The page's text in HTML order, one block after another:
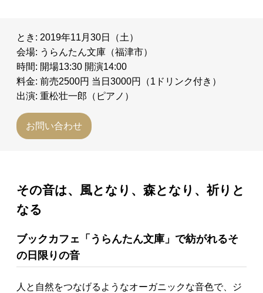
とき: 2019年11月30日（土）
会場: うらんたん文庫（福津市）
時間: 開場13:30 開演14:00
料金: 前売2500円 当日3000円（1ドリンク付き）
出演: 重松壮一郎（ピアノ）
お問い合わせ
その音は、風となり、森となり、祈りと
なる
ブックカフェ「うらんたん文庫」で紡がれるそ
の日限りの音
人と自然をつなげるようなオーガニックな音色で、ジ